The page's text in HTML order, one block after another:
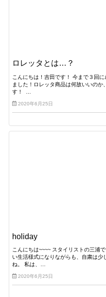
ロレッタとは…？
こんにちは！吉田です！ 今まで３回
ました！ロレッタ商品は何故いいの
す！ …
2020年6月25日
holiday
こんにちは~~~~ スタイリストの三浦
い生活様式になりながらも、自粛は
ね。 私は、…
2020年6月25日